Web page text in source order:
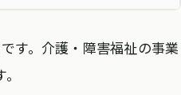
です。介護・障害福祉の事業